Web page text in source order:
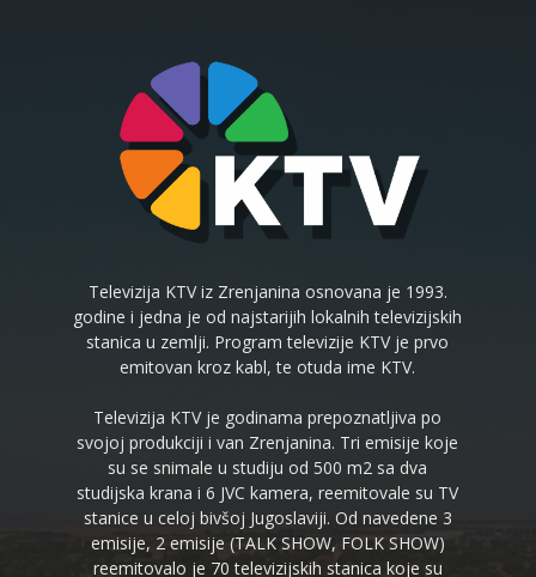
Televizija KTV iz Zrenjanina osnovana je 1993.
godine i jedna je od najstarijih lokalnih televizijskih
stanica u zemlji. Program televizije KTV je prvo
emitovan kroz kabl, te otuda ime KTV.
Televizija KTV je godinama prepoznatljiva po
svojoj produkciji i van Zrenjanina. Tri emisije koje
su se snimale u studiju od 500 m2 sa dva
studijska krana i 6 JVC kamera, reemitovale su TV
stanice u celoj bivšoj Jugoslaviji. Od navedene 3
emisije, 2 emisije (TALK SHOW, FOLK SHOW)
reemitovalo je 70 televizijskih stanica koje su